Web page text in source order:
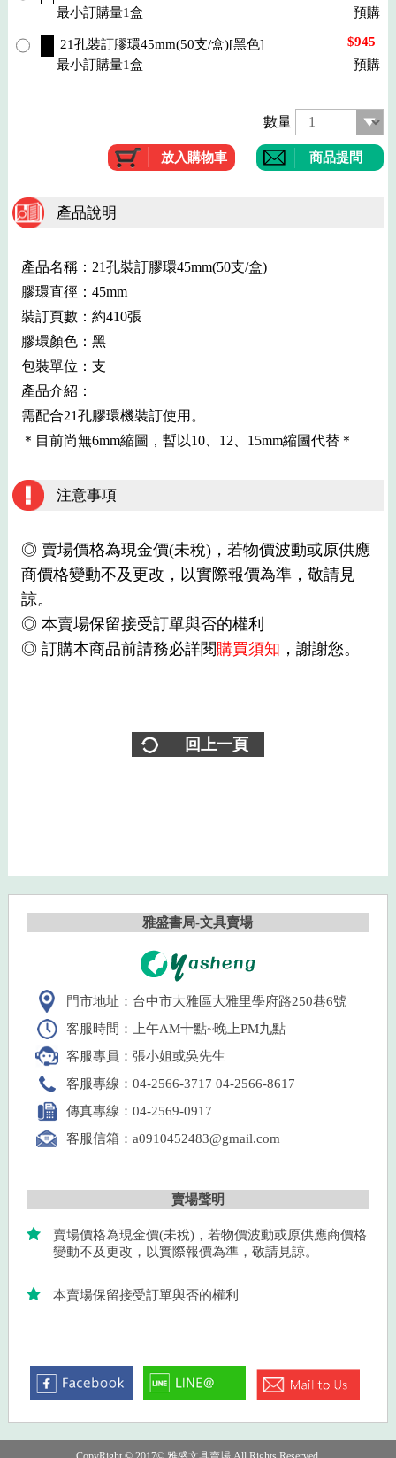
最小訂購量1盒
預購
21孔裝訂膠環45mm(50支/盒)[黑色]
$945
最小訂購量1盒
預購
數量
商品提問
產品說明
產品名稱：21孔裝訂膠環45mm(50支/盒)
膠環直徑：45mm
裝訂頁數：約410張
膠環顏色：黑
包裝單位：支
產品介紹：
需配合21孔膠環機裝訂使用。
＊目前尚無6mm縮圖，暫以10、12、15mm縮圖代替＊
注意事項
◎ 賣場價格為現金價(未稅)，若物價波動或原供應
商價格變動不及更改，以實際報價為準，敬請見
諒。
◎ 本賣場保留接受訂單與否的權利
◎ 訂購本商品前請務必詳閱購買須知 ，謝謝您。
回上一頁
雅盛書局-文具賣場
門市地址：台中市大雅區大雅里學府路250巷6號
客服時間：上午AM十點~晚上PM九點
客服專員：張小姐或吳先生
客服專線：04-2566-3717 04-2566-8617
傳真專線：04-2569-0917
客服信箱：a0910452483@gmail.com
賣場聲明
賣場價格為現金價(未稅)，若物價波動或原供應商價格
變動不及更改，以實際報價為準，敬請見諒。
本賣場保留接受訂單與否的權利